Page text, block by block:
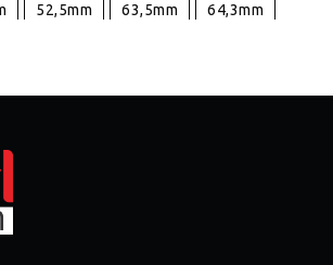
52,5mm 63,5mm 64,3mm